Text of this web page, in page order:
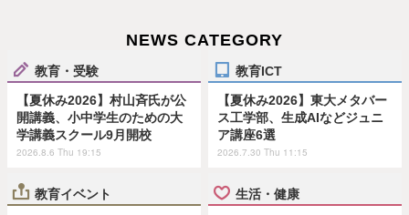
NEWS CATEGORY
教育・受験
【夏休み2026】村山斉氏が公
開講義、小中学生のための大
学講義スクール9月開校
2026.8.6 Thu 19:15
教育ICT
【夏休み2026】東大メタバー
ス工学部、生成AIなどジュニ
ア講座6選
2026.7.30 Thu 11:15
教育イベント 生活・健康